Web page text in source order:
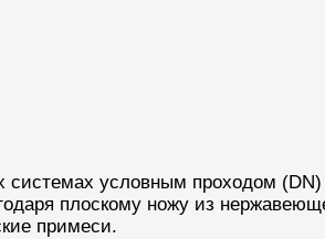
системах условным проходом
плоскому ножу из
примеси.